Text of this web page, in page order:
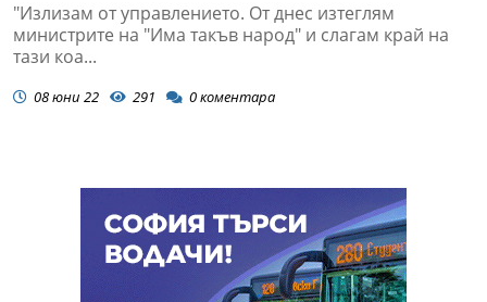
"Излизам от управлението. От днес изтеглям
министрите на "Има такъв народ" и слагам край на
тази коа...
08 юни 22 291 0коментара